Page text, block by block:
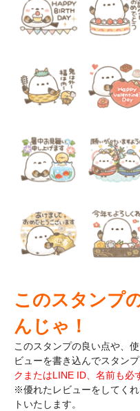
このスタンプ
んじゃ！
このスタンプの良い点や、
ビューを書き込んでスタン
クまたはLINE ID、名前も必
※優れたレビューをしてく
トいたします。